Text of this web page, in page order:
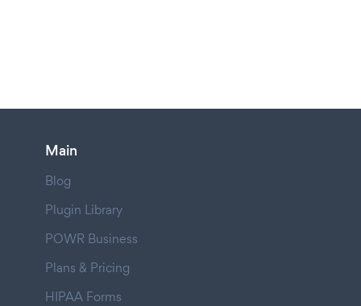
Main
Blog
Plugin Library
POWR Business
Plans & Pricing
HIPAA Forms